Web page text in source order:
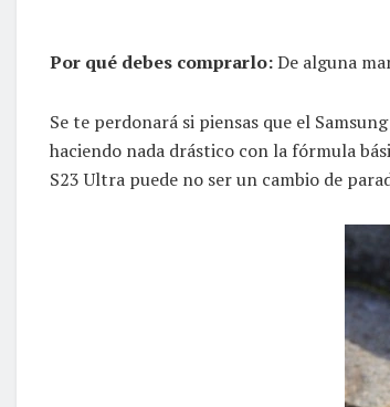
Por qué debes comprarlo:De alguna
Se te perdonará si piensas que el
haciendo nada drástico con la fórmula
S23 Ultra puede no ser un cambio de